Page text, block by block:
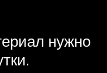
нужно